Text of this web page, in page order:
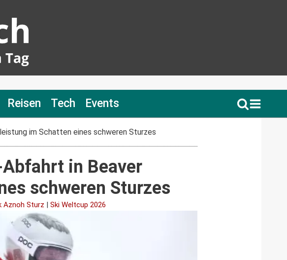
Reisen Tech Events
im Schatten eines schweren Sturzes
in Beaver
schweren Sturzes
Aznoh Sturz | Ski Weltcup 2026